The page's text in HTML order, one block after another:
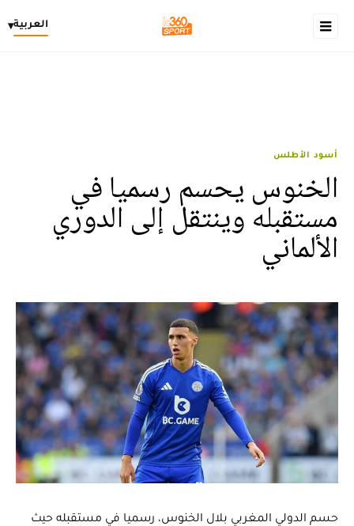
العربية▾
أسود الأطلس
الخنوس يحسم رسميا في
مستقبله وينتقل إلى الدوري
الألماني
حسم الدولي المغربي بلال الخنوس، رسميا في مستقبله حيث